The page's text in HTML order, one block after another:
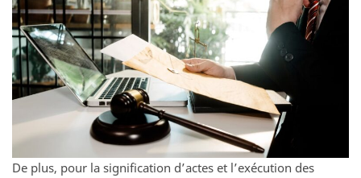
De plus, pour la signification d’actes et l’exécution des